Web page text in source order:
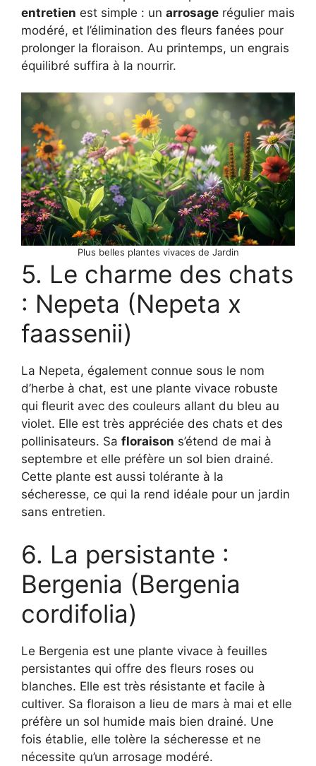
entretien est simple : un arrosage régulier mais
modéré, et l’élimination des fleurs fanées pour
prolonger la floraison. Au printemps, un engrais
équilibré suffira à la nourrir.
Plus belles plantes vivaces de Jardin
5. Le charme des chats
: Nepeta (Nepeta x
faassenii)
La Nepeta, également connue sous le nom
d’herbe à chat, est une plante vivace robuste
qui fleurit avec des couleurs allant du bleu au
violet. Elle est très appréciée des chats et des
pollinisateurs. Sa floraison s’étend de mai à
septembre et elle préfère un sol bien drainé.
Cette plante est aussi tolérante à la
sécheresse, ce qui la rend idéale pour un jardin
sans entretien.
6. La persistante :
Bergenia (Bergenia
cordifolia)
Le Bergenia est une plante vivace à feuilles
persistantes qui offre des fleurs roses ou
blanches. Elle est très résistante et facile à
cultiver. Sa floraison a lieu de mars à mai et elle
préfère un sol humide mais bien drainé. Une
fois établie, elle tolère la sécheresse et ne
nécessite qu’un arrosage modéré.